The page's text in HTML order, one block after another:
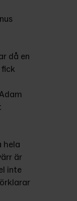
då en
hela
är
inte